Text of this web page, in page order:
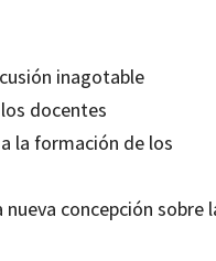
inagotable
docentes
la formación de los
concepción sobre